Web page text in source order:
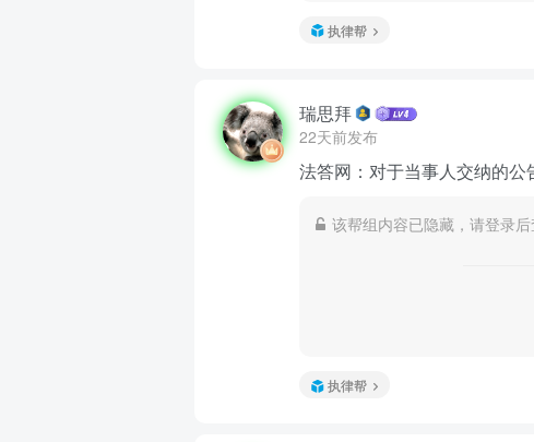
执律帮
瑞思拜
22天前发布
法答网：对于当事人交纳的
该帮组内容已隐藏，请登录后
执律帮